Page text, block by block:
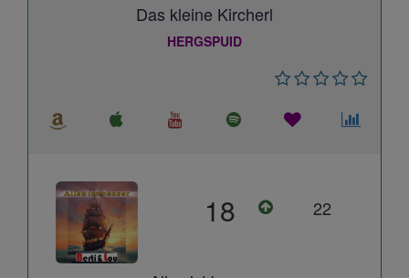
Das kleine Kircherl
HERGSPUID
18 22